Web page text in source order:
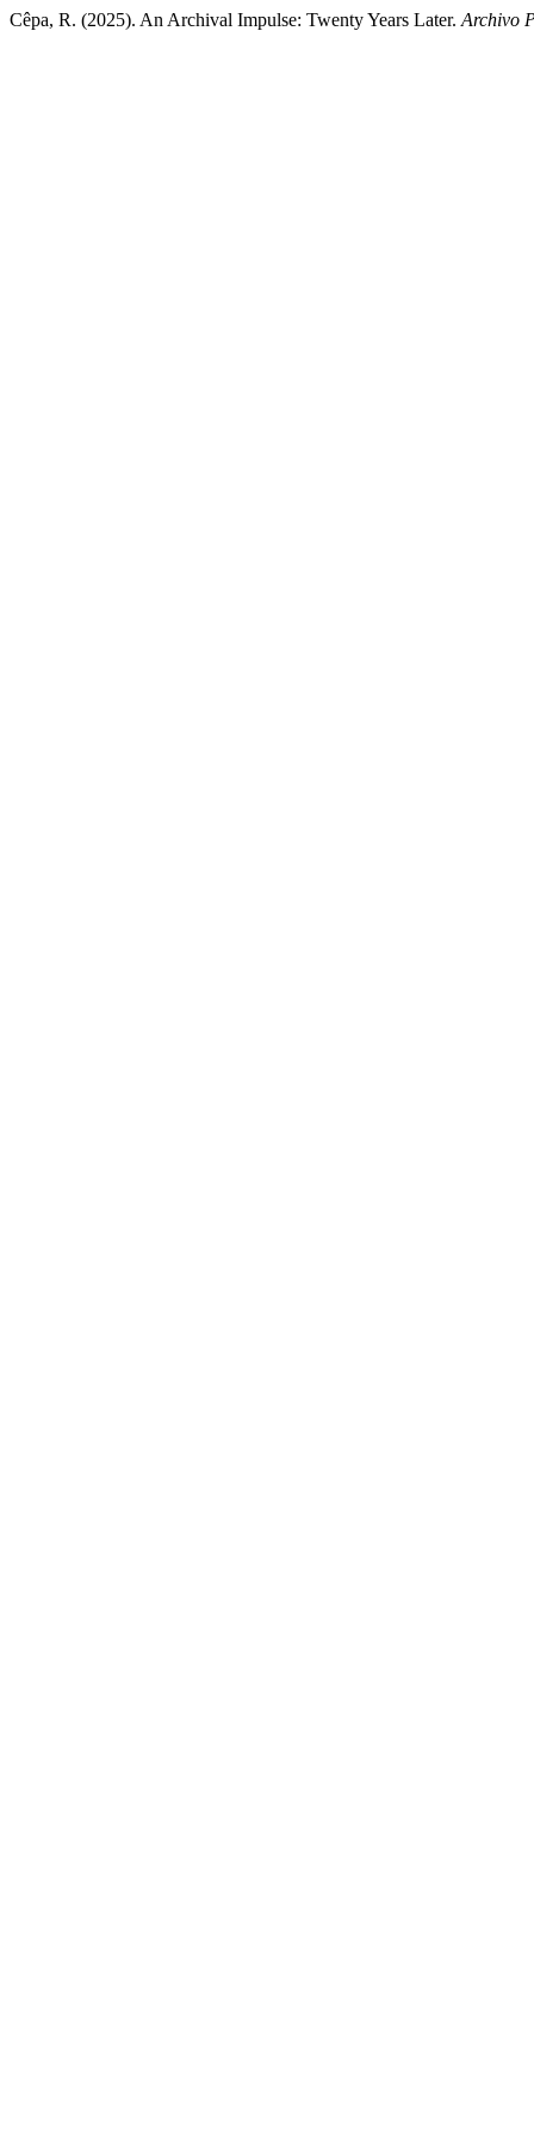
Cêpa, R. (2025). An Archival Impulse: Twenty Years Later. Archivo